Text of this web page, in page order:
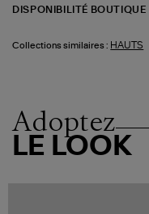
DISPONIBILITÉ BOUTIQUE
Collections similaires : HAUTS
Adoptez
LE LOOK